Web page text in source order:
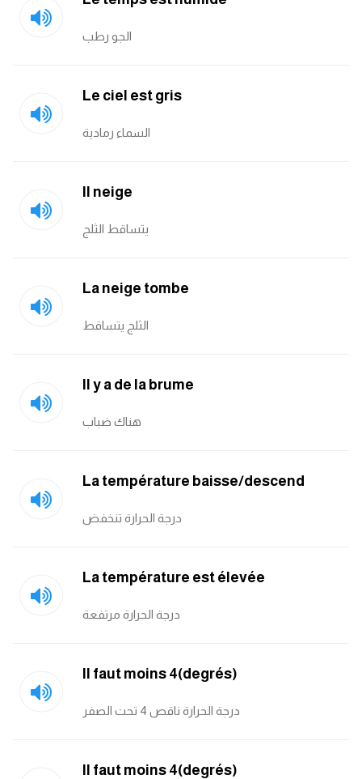
الجو رطب
Le ciel est gris
السماء رمادية
Il neige
يتساقط الثلج
La neige tombe
الثلج يتساقط
Il y a de la brume
هناك ضباب
La température baisse/descend
درجة الحرارة تنخفض
La température est élevée
درجة الحرارة مرتفعة
Il faut moins 4(degrés)
درجة الحرارة ناقص 4 تحت الصفر
Il faut moins 4(degrés)